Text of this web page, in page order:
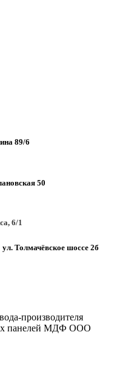
89/6
50
6/1
ул. Толмачёвское шоссе 2б
производителя
панелей МДФ ООО